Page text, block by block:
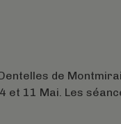
de
et 11 Mai. Les